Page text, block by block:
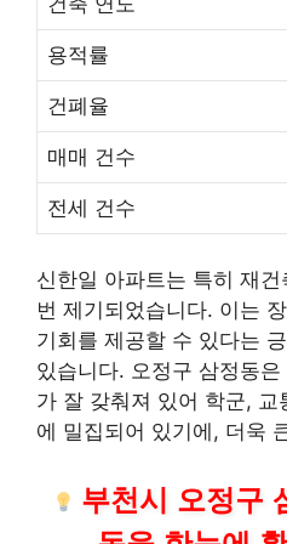
용적률
건폐율
매매 건수
전세 건수
신한일 아파트는 특히 재
번 제기되었습니다. 이는
기회를 제공할 수 있다는
있습니다. 오정구 삼정동
가 잘 갖춰져 있어 학군, 교
에 밀집되어 있기에, 더욱
부천시 오정구